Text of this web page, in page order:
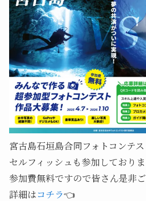
宮古島石垣島合同フォトコンテス
セルフィッシュも参加しており
参加費無料ですので皆さん是非
詳細はコチラ👈